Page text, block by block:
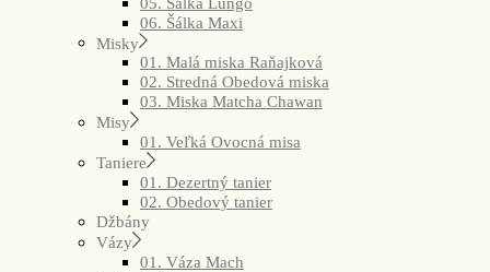
06. Šálka Maxi
Misky
01. Malá miska Raňajková
02. Stredná Obedová miska
03. Miska Matcha Chawan
Misy
01. Veľká Ovocná misa
Taniere
01. Dezertný tanier
02. Obedový tanier
Džbány
Vázy
01. Váza Mach